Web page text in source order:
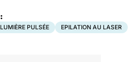
PULSÉE
EPILATION AU LASER